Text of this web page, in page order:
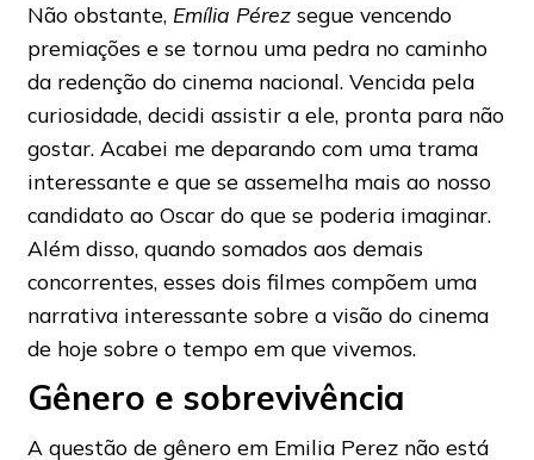
Não obstante, Emília Pérez segue vencendo
premiações e se tornou uma pedra no caminho
da redenção do cinema nacional. Vencida pela
curiosidade, decidi assistir a ele, pronta para não
gostar. Acabei me deparando com uma trama
interessante e que se assemelha mais ao nosso
candidato ao Oscar do que se poderia imaginar.
Além disso, quando somados aos demais
concorrentes, esses dois filmes compõem uma
narrativa interessante sobre a visão do cinema
de hoje sobre o tempo em que vivemos.
Gênero e sobrevivência
A questão de gênero em Emilia Perez não está